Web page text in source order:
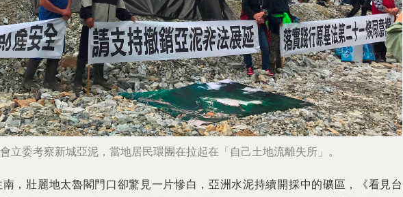
立委考察新城亞泥，當地居民環團在拉起在「自己土地流離失所」。
，壯麗地太魯閣門口卻驚見一片慘白，亞洲水泥持續開採中的礦區，《看見台